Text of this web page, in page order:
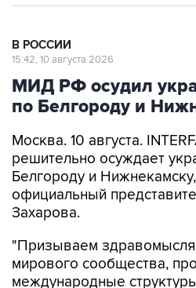
В РОССИИ
15:42, 10 августа 2026
МИД РФ осудил
по Белгороду и
Москва. 10 августа.
решительно осуждает
Белгороду и
официальный
Захарова.
"Призываем
мирового сообщества,
международные